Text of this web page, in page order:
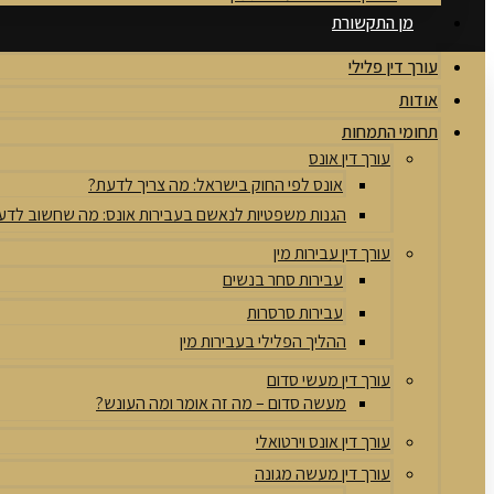
מן התקשורת
עורך דין פלילי
אודות
תחומי התמחות
עורך דין אונס
אונס לפי החוק בישראל: מה צריך לדעת?
הגנות משפטיות לנאשם בעבירות אונס: מה שחשוב
עורך דין עבירות מין
עבירות סחר בנשים
עבירות סרסרות
ההליך הפלילי בעבירות מין
עורך דין מעשי סדום
מעשה סדום – מה זה אומר ומה העונש?
עורך דין אונס וירטואלי
עורך דין מעשה מגונה